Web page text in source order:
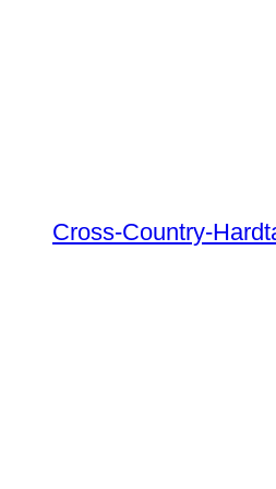
Cross-Country-